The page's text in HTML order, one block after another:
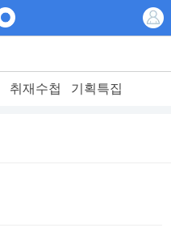
취재수첩 기획특집